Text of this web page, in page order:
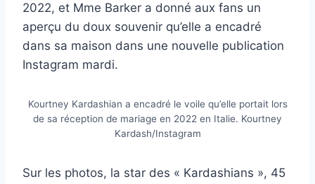
2022, et Mme Barker a donné aux fans un
aperçu du doux souvenir qu’elle a encadré
dans sa maison dans une nouvelle publication
Instagram mardi.
Kourtney Kardashian a encadré le voile qu’elle portait lors
de sa réception de mariage en 2022 en Italie. Kourtney
Kardash/Instagram
Sur les photos, la star des « Kardashians », 45